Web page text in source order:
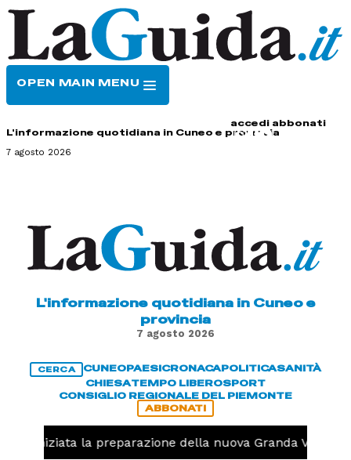
OPEN MAIN MENU
accedi abbonati
L'informazione quotidiana in Cuneo e provincia
7 agosto 2026
L'informazione quotidiana in Cuneo e
provincia
7 agosto 2026
CERCA CUNEOPAESICRONACAPOLITICASANITÀ
CHIESATEMPO LIBEROSPORT
CONSIGLIO REGIONALE DEL PIEMONTE
ABBONATI
iniziata la preparazione della nuova Granda Volley